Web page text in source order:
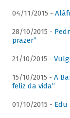
04/11/2015 -
28/10/2015 -
prazer”
21/10/2015 -
15/10/2015 - A
feliz da vida”
01/10/2015 - Edu